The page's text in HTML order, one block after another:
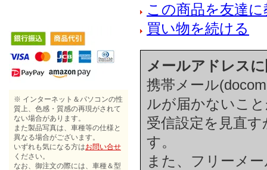
※ インターネット＆パソコンの性
質上、色感・質感の再現がされて
ない場合があります。
また製品写真は、車種等の仕様と
異なる場合がございます。
いずれも気になる方はお問い合せ
ください。
なお、御注文の際には、車種＆型
この商品を友達
買い物を続ける
メールアドレス
携帯メール
ルが届かないこ
受信設定を見直
す。
また、フリーメ